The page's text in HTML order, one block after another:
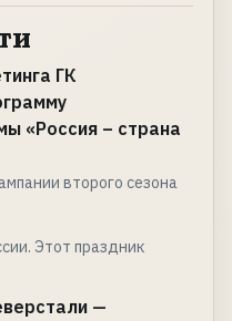
ГК
«Россия – страна
второго сезона
Этот праздник
—